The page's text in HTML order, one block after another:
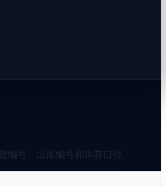
号、出库编号和库存口径。